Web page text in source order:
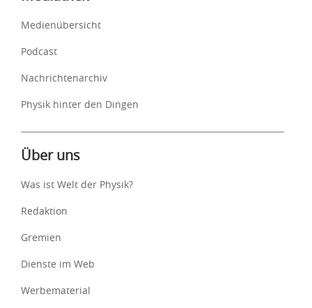
Medienübersicht
Podcast
Nachrichtenarchiv
Physik hinter den Dingen
Über uns
Was ist Welt der Physik?
Redaktion
Gremien
Dienste im Web
Werbematerial